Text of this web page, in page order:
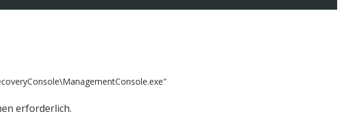
erforderlich.